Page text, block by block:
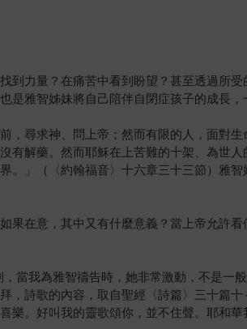
到力量？在痛苦中看到盼望？甚至透過所
雅智姊妹將自己陪伴自閉症孩子的成長，
，尋求神、問上帝；然而有限的人，面對
有解藥。然而耶穌在上苦難的十架、為世
。」（〈約翰福音〉十六章三十三節）雅
果在意，其中又有什麼意義？當上帝允許
當我為雅智禱告時，她非常激動，不是一
，詩歌的內容，取自聖經〈詩篇〉三十篇
樂。好叫我的靈歌頌你，並不住聲。耶和